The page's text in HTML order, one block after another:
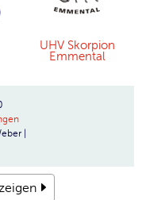
UHV Skorpion
Emmental
|